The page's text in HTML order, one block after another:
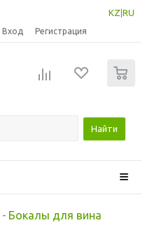
KZ RU
Вход Регистрация
Найти
- Бокалы для вина